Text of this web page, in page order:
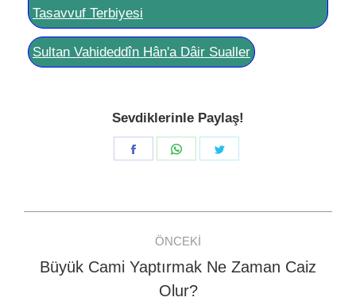
Tasavvuf Terbiyesi
Sultan Vahideddîn Hân'a Dâir Sualler
Sevdiklerinle Paylaş!
Share
Share
navigation
ÖNCEKI
Previous
post:
Büyük Cami Yaptırmak Ne Zaman Caiz
Olur?